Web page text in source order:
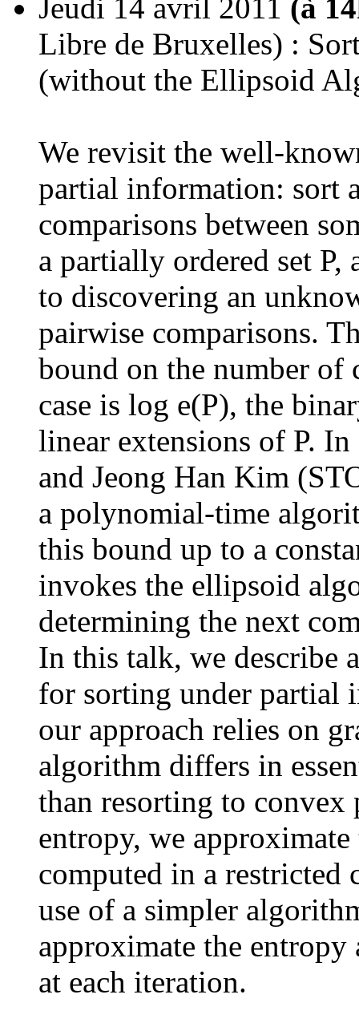
Jeudi 14 avril 2011 (à
Libre de Bruxelles) :
(without the Ellipsoid
We revisit the well-
partial information: sort
comparisons between
a partially ordered set
to discovering an
pairwise comparisons.
bound on the number of
case is log e(P), the
linear extensions of P.
and Jeong Han Kim
a polynomial-time
this bound up to a
invokes the ellipsoid
determining the next
In this talk, we describe
for sorting under partial
our approach relies on
algorithm differs in
than resorting to
entropy, we
computed in a restricted
use of a simpler
approximate the
at each iteration.